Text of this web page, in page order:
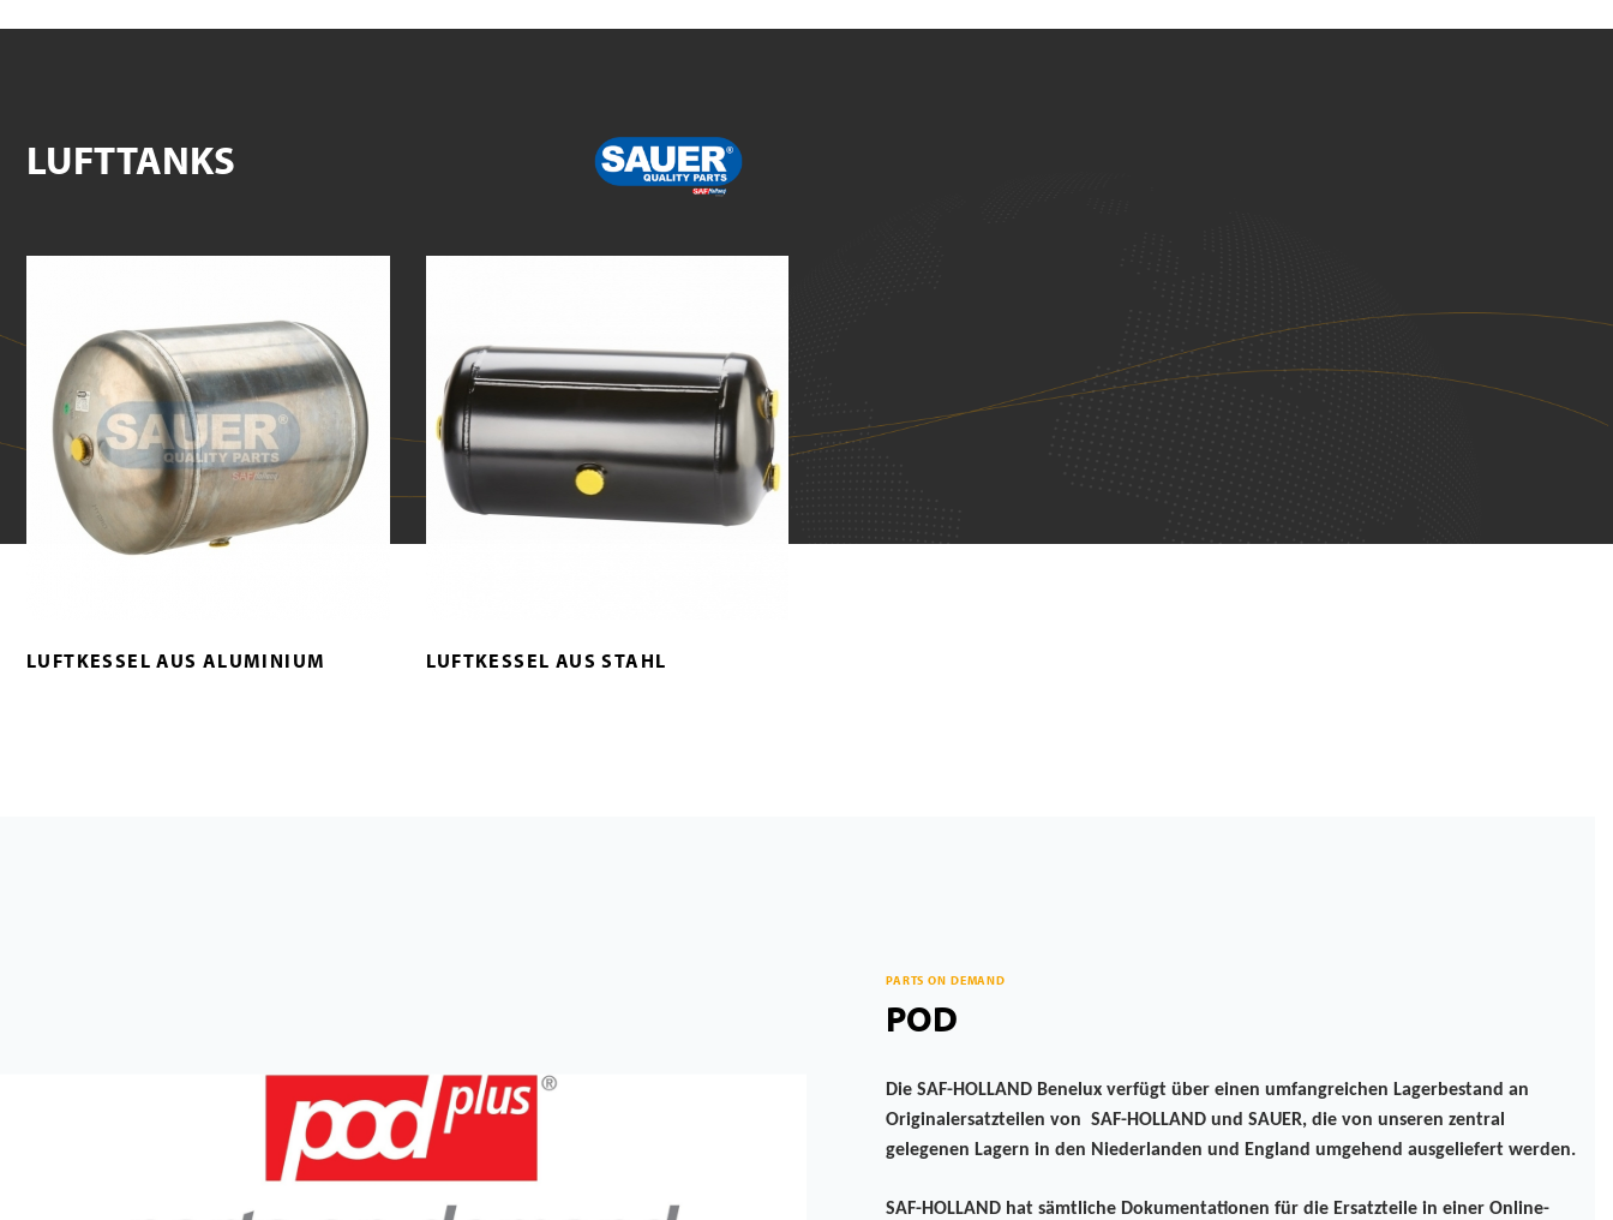
LUFTTANKS
LUFTKESSEL AUS ALUMINIUM LUFTKESSEL AUS STAHL
PARTS ON DEMAND
POD
Die SAF-HOLLAND Benelux verfügt über einen umfangreichen Lagerbestand an
Originalersatzteilen von SAF-HOLLAND und SAUER, die von unseren zentral
gelegenen Lagern in den Niederlanden und England umgehend ausgeliefert werden.
SAF-HOLLAND hat sämtliche Dokumentationen für die Ersatzteile in einer Online-